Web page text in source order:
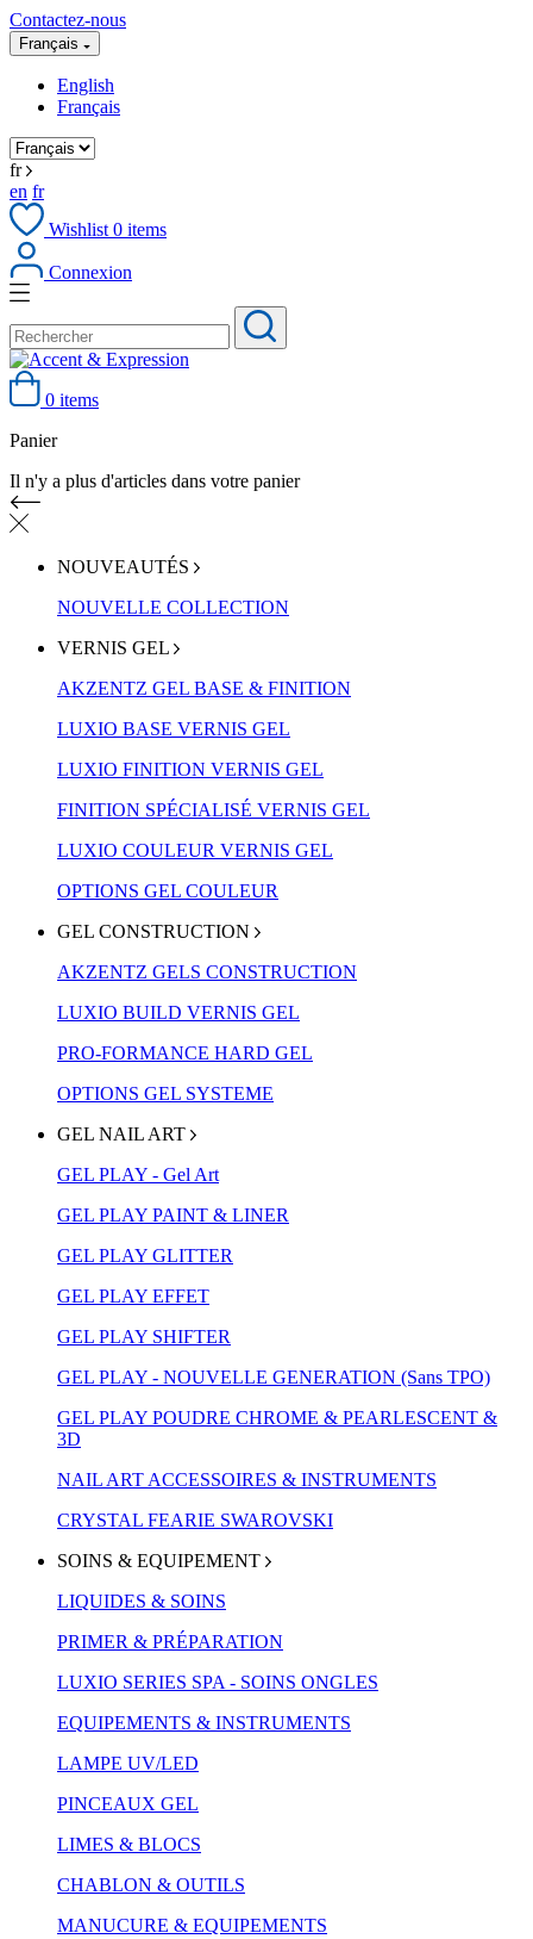
Contactez-nous
Français
English
Français
fr
en fr
Wishlist 0 items
Connexion
0 items
Panier
Il n'y a plus d'articles dans votre panier
NOUVEAUTÉS
NOUVELLE COLLECTION
VERNIS GEL
AKZENTZ GEL BASE & FINITION
LUXIO BASE VERNIS GEL
LUXIO FINITION VERNIS GEL
FINITION SPÉCIALISÉ VERNIS GEL
LUXIO COULEUR VERNIS GEL
OPTIONS GEL COULEUR
GEL CONSTRUCTION
AKZENTZ GELS CONSTRUCTION
LUXIO BUILD VERNIS GEL
PRO-FORMANCE HARD GEL
OPTIONS GEL SYSTEME
GEL NAIL ART
GEL PLAY - Gel Art
GEL PLAY PAINT & LINER
GEL PLAY GLITTER
GEL PLAY EFFET
GEL PLAY SHIFTER
GEL PLAY - NOUVELLE GENERATION (Sans TPO)
GEL PLAY POUDRE CHROME & PEARLESCENT &
3D
NAIL ART ACCESSOIRES & INSTRUMENTS
CRYSTAL FEARIE SWAROVSKI
SOINS & EQUIPEMENT
LIQUIDES & SOINS
PRIMER & PRÉPARATION
LUXIO SERIES SPA - SOINS ONGLES
EQUIPEMENTS & INSTRUMENTS
LAMPE UV/LED
PINCEAUX GEL
LIMES & BLOCS
CHABLON & OUTILS
MANUCURE & EQUIPEMENTS